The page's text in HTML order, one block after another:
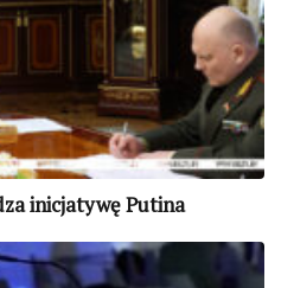
inicjatywę Putina